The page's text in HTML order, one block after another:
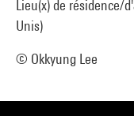
Lieu(x) de résidence/
Unis)
© Okkyung Lee